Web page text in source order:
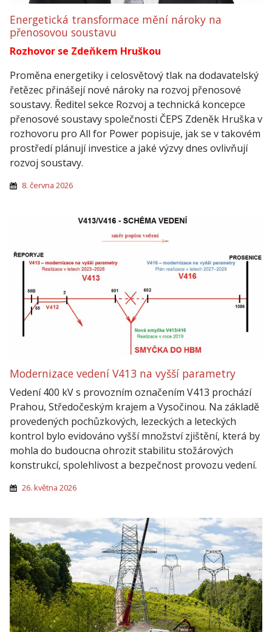
Energetická transformace mění nároky na
přenosovou soustavu
Rozhovor se Zdeňkem Hruškou
Proměna energetiky i celosvětový tlak na dodavatelský
řetězec přinášejí nové nároky na rozvoj přenosové
soustavy. Ředitel sekce Rozvoj a technická koncepce
přenosové soustavy společnosti ČEPS Zdeněk Hruška v
rozhovoru pro All for Power popisuje, jak se v takovém
prostředí plánují investice a jaké výzvy dnes ovlivňují
rozvoj soustavy.
8. června 2026
Modernizace vedení V413 na vyšší parametry
Vedení 400 kV s provozním označením V413 prochází
Prahou, Středočeským krajem a Vysočinou. Na základě
provedených pochůzkových, lezeckých a leteckých
kontrol bylo evidováno vyšší množství zjištění, která by
mohla do budoucna ohrozit stabilitu stožárových
konstrukcí, spolehlivost a bezpečnost provozu vedení.
26. května 2026